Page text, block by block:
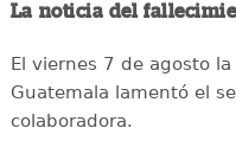
La noticia del
El viernes 7 de agosto
Guatemala lamentó el
colaboradora.